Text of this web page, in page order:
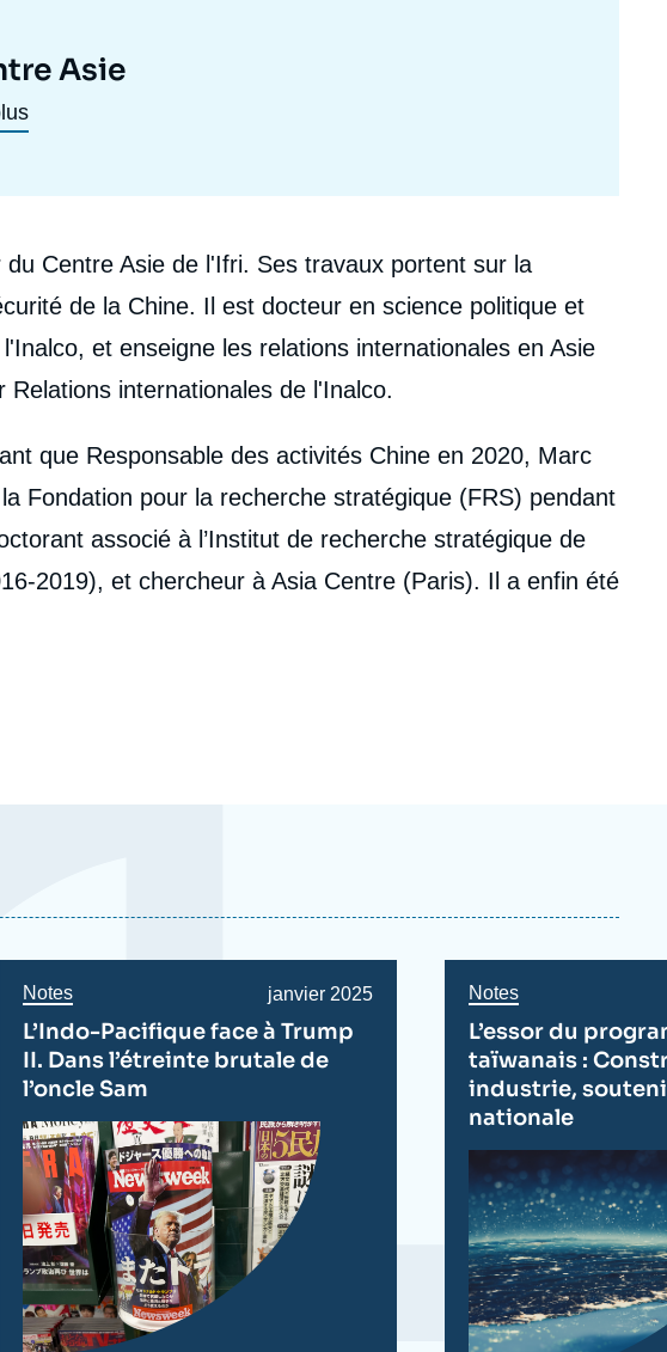
Asie
Centre Asie de l'Ifri. Ses travaux portent sur la
de la Chine. Il est docteur en science politique et
et enseigne les relations internationales en Asie
internationales de l'Inalco.
que Responsable des activités Chine en 2020, Marc
Fondation pour la recherche stratégique (FRS) pendant
associé à l’Institut de recherche stratégique de
2019), et chercheur à Asia Centre (Paris). Il a enfin été
Sciences (SASS, Shanghai, 2017), et à l'Institute for
Notes
Date
publication
janvier 2025
L’Indo-Pacifique face à Trump
II. Dans l’étreinte brutale de
l’oncle Sam
Notes
L’essor du
taïwanais :
industrie,
nationale